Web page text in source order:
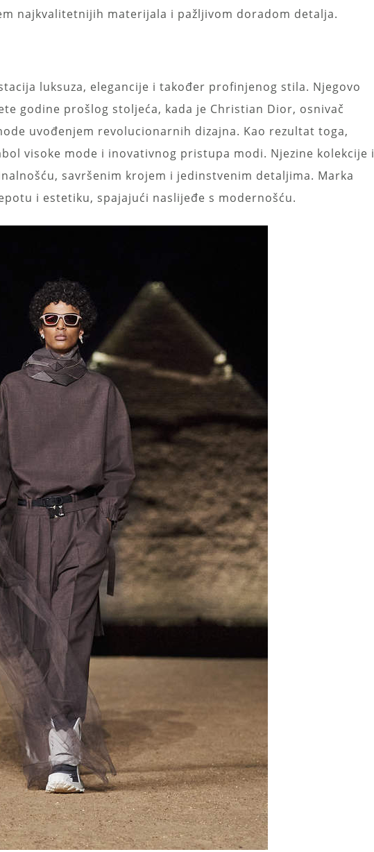
najkvalitetnijih materijala i pažljivom doradom detalja.
luksuza, elegancije i također profinjenog stila. Njegovo
godine prošlog stoljeća, kada je Christian Dior, osnivač
uvođenjem revolucionarnih dizajna. Kao rezultat toga,
visoke mode i inovativnog pristupa modi. Njezine kolekcije i
savršenim krojem i jedinstvenim detaljima. Marka
i estetiku, spajajući naslijeđe s modernošću.